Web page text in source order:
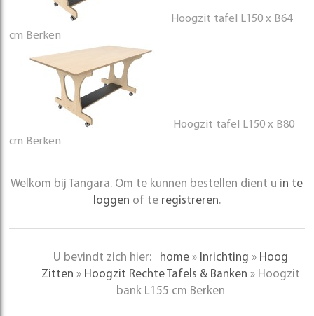
Hoogzit tafel L150 x B64
cm Berken
Hoogzit tafel L150 x B80
cm Berken
Welkom bij Tangara. Om te kunnen bestellen dient u in te
loggen of te registreren.
U bevindt zich hier: home » Inrichting » Hoog
Zitten » Hoogzit Rechte Tafels & Banken » Hoogzit
bank L155 cm Berken